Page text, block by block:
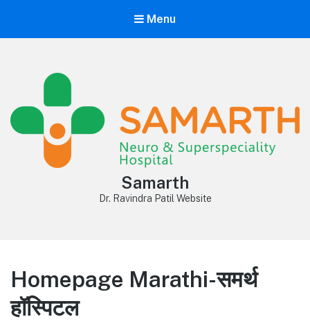
Menu
Samarth
Dr. Ravindra Patil Website
Homepage Marathi-समर्थ
हॉस्पिटल